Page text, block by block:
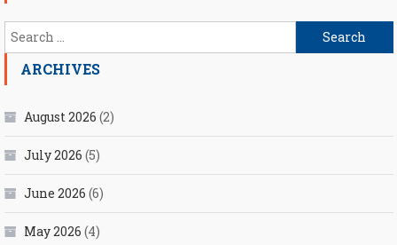
Search
for:
ARCHIVES
August 2026 (2)
July 2026 (5)
June 2026 (6)
May 2026 (4)